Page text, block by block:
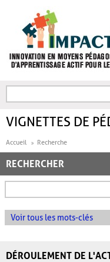
FORMULAIRE DE
VIGNETTES DE
Accueil Recherche
RECHERCHER
Voir tous les mots-clés
DÉROULEMENT DE